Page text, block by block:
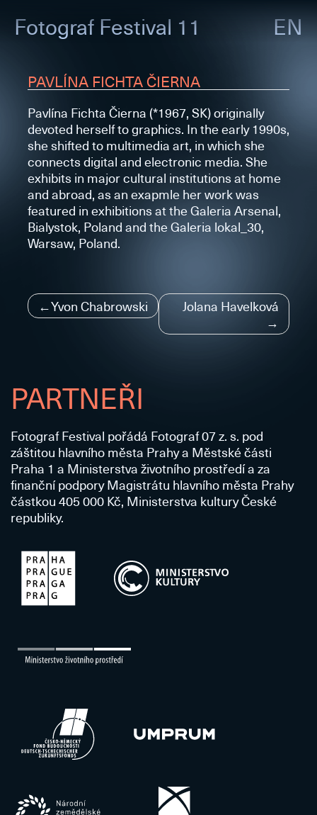
Fotograf Festival 11 EN
PAVLÍNA FICHTA ČIERNA
Pavlína Fichta Čierna (*1967, SK) originally
devoted herself to graphics. In the early 1990s,
she shifted to multimedia art, in which she
connects digital and electronic media. She
exhibits in major cultural institutions at home
and abroad, as an exapmle her work was
featured in exhibitions at the Galeria Arsenal,
Bialystok, Poland and the Galeria lokal_30,
Warsaw, Poland.
Navigace
Yvon Chabrowski Jolana Havelková
PARTNEŘI
Fotograf Festival pořádá Fotograf 07 z. s. pod
záštitou hlavního města Prahy a Městské části
Praha 1 a Ministerstva životního prostředí a za
finanční podpory Magistrátu hlavního města Prahy
částkou 405 000 Kč, Ministerstva kultury České
republiky.